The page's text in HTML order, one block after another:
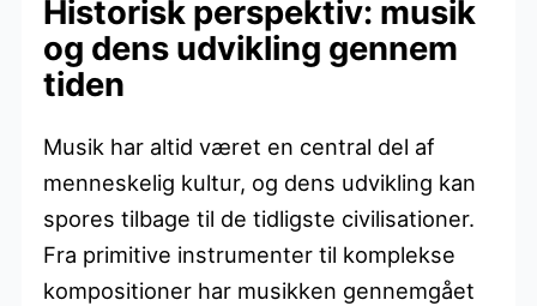
Historisk perspektiv: musik
og dens udvikling gennem
tiden
Musik har altid været en central del af
menneskelig kultur, og dens udvikling kan
spores tilbage til de tidligste civilisationer.
Fra primitive instrumenter til komplekse
kompositioner har musikken gennemgået